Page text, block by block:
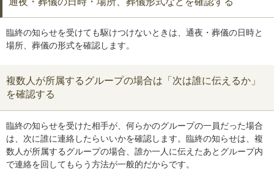
通夜・葬儀の日時・場所、葬儀形式などを確認する
臨終の知らせを受けても駆けつけないときは、通夜・葬儀の日時と
場所、葬儀の形式を確認します。
複数人が所属するグループの場合は「次は誰に伝えるか」
を確認する
臨終の知らせを受けた相手が、何らかのグループの一員だった場合
は、次に誰に連絡したらいいかを確認します。臨終の知らせは、複
数人が所属するグループの場合、誰か一人に伝えたあとグループ内
で連絡を回してもらう方法が一般的だからです。